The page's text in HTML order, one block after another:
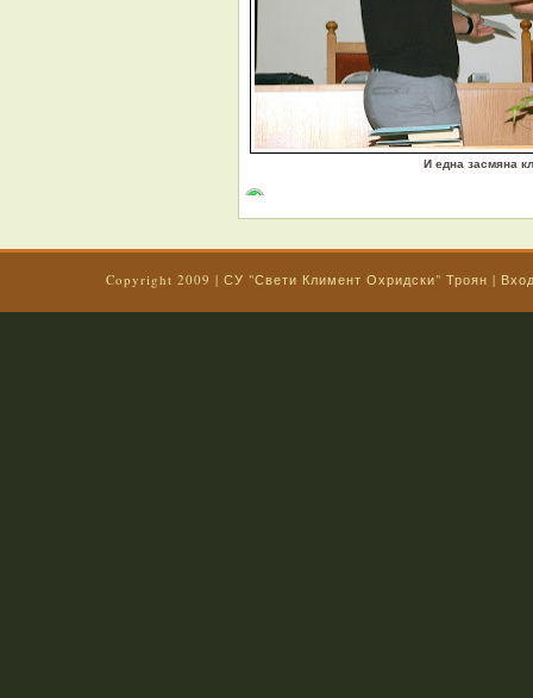
И една засмяна
Copyright 2009 | СУ "Свети Климент Охридски" Троян |